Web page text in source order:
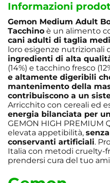
Informazioni
Gemon Medium Adult
Tacchino è un alimento
cani adulti di taglia
loro esigenze nutrizionali
ingredienti di alta
(14%) e tacchino fresco
e altamente digeribili
mantenimento della
contribuiscono a un
Arricchito con cereali ed
energia bilanciata per
GEMON HIGH PREMIUM
elevata appetibilità,
conservanti artificiali.
Italia con metodi cruelty-
prendersi cura del tuo